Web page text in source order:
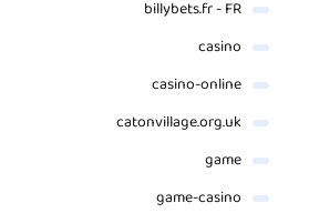
billybets.fr - FR
casino
casino-online
catonvillage.org.uk
game
game-casino